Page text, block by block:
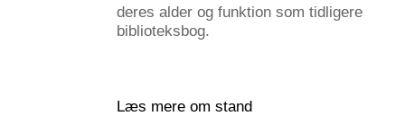
deres alder og funktion som tidligere
biblioteksbog.
Læs mere om stand